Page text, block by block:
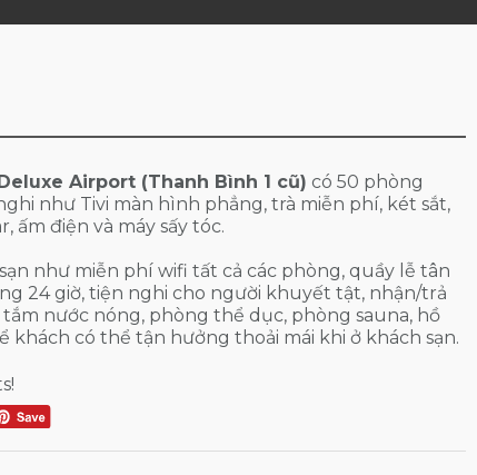
Airport (Thanh Bình 1 cũ) có 50 phòng
như Tivi màn hình phẳng, trà miễn phí, két sắt,
ấm điện và máy sấy tóc.
như miễn phí wifi tất cả các phòng, quầy lễ tân
24 giờ, tiện nghi cho người khuyết tật, nhận/trả
nước nóng, phòng thể dục, phòng sauna, hồ
khách có thể tận hưởng thoải mái khi ở khách sạn.